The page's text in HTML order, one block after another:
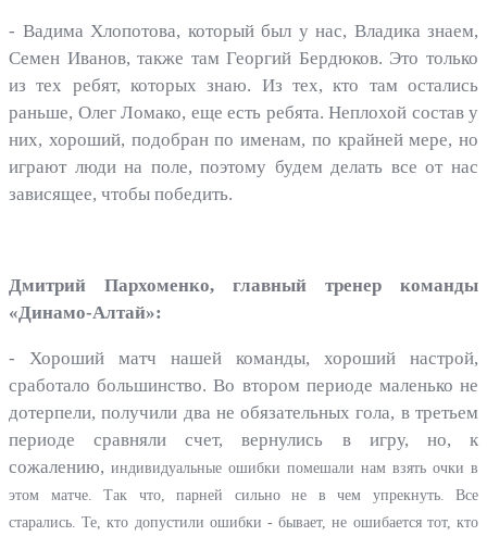
- Вадима Хлопотова, который был у нас, Владика знаем,
Семен Иванов, также там Георгий Бердюков. Это только
из тех ребят, которых знаю. Из тех, кто там остались
раньше, Олег Ломако, еще есть ребята. Неплохой состав у
них, хороший, подобран по именам, по крайней мере, но
играют люди на поле, поэтому будем делать все от нас
зависящее, чтобы победить.
Дмитрий Пархоменко, главный тренер команды
«Динамо-Алтай»:
- Хороший матч нашей команды, хороший настрой,
сработало большинство. Во втором периоде маленько не
дотерпели, получили два не обязательных гола, в третьем
периоде сравняли счет, вернулись в игру, но, к
сожалению, индивидуальные ошибки помешали нам взять очки в
этом матче. Так что, парней сильно не в чем упрекнуть. Все
старались. Те, кто допустили ошибки - бывает, не ошибается тот, кто